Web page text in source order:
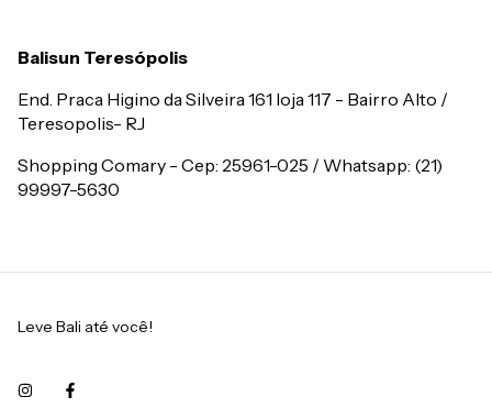
Balisun Teresópolis
End. Praca Higino da Silveira 161 loja 117 - Bairro Alto /
Teresopolis- RJ
Shopping Comary - Cep: 25961-025 / Whatsapp: (21)
99997-5630
Leve Bali até você!